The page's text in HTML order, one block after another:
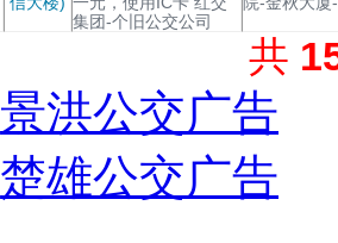
集团-个旧公交公司
共
景洪公交广告
楚雄公交广告